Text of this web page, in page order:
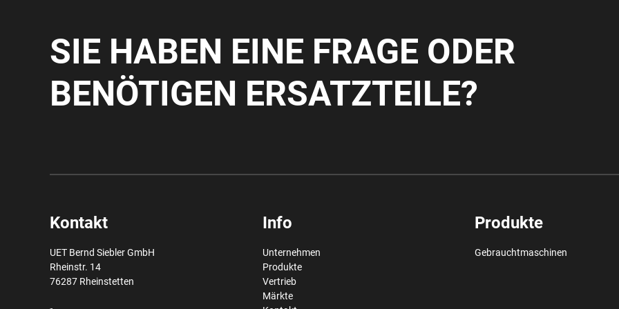
SIE HABEN EINE FRAGE ODER
BENÖTIGEN ERSATZTEILE?
Kontakt
UET Bernd Siebler GmbH
Rheinstr. 14
76287 Rheinstetten
Info
Unternehmen
Produkte
Vertrieb
Märkte
Produkte
Gebrauchtmaschinen